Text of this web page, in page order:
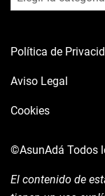
Política de
Aviso Legal
Cookies
©AsunAdá Todos
El contenido de